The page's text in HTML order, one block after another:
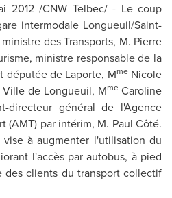
2012 /CNW Telbec/ - Le coup
intermodale Longueuil/Saint-
des Transports, M. Pierre
ministre responsable de la
députée de Laporte, MmeNicole
de Longueuil, Mme Caroline
directeur général de l'Agence
(AMT) par intérim, M. Paul Côté.
à augmenter l'utilisation du
l'accès par autobus, à pied
clients du transport collectif